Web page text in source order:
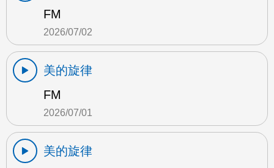
FM
2026/07/02
美的旋律
FM
2026/07/01
美的旋律